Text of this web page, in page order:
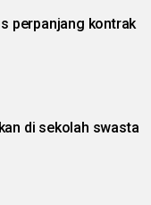
di sekolah swasta